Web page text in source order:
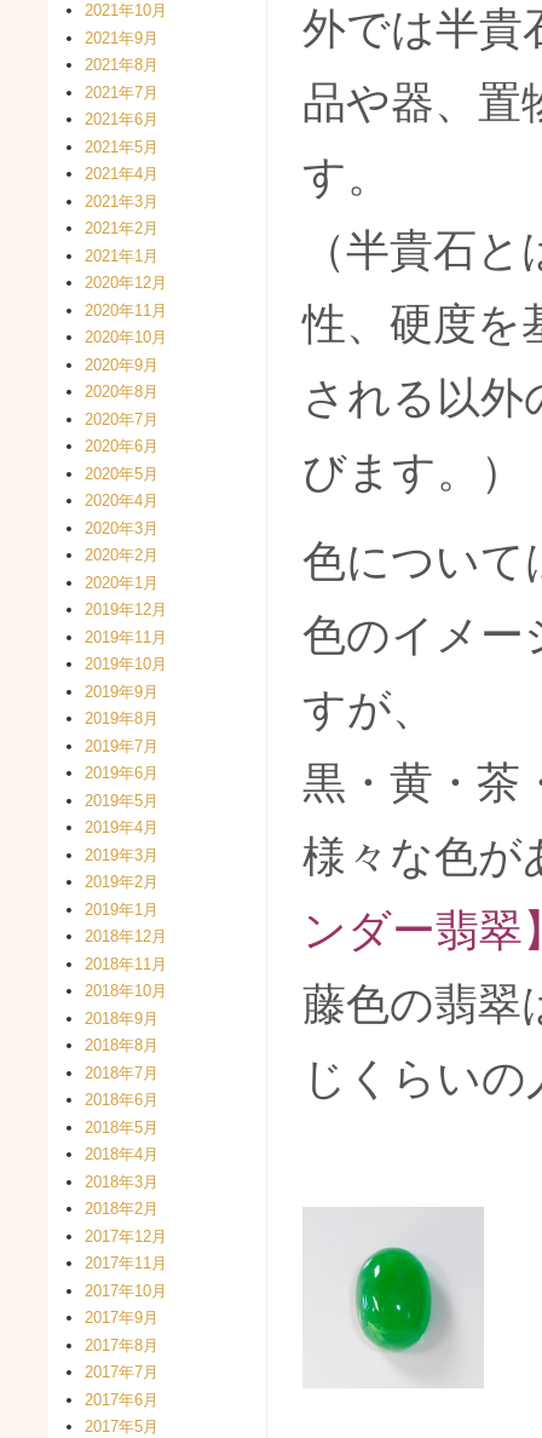
外では半貴
品や器、置
す。
（半貴石
性、硬度を
される以外
びます。）
色について
色のイメー
すが、
黒・黄・茶
様々な色が
ンダー翡翠
藤色の翡翠
じくらい
2021年10月
2021年9月
2021年8月
2021年7月
2021年6月
2021年5月
2021年4月
2021年3月
2021年2月
2021年1月
2020年12月
2020年11月
2020年10月
2020年9月
2020年8月
2020年7月
2020年6月
2020年5月
2020年4月
2020年3月
2020年2月
2020年1月
2019年12月
2019年11月
2019年10月
2019年9月
2019年8月
2019年7月
2019年6月
2019年5月
2019年4月
2019年3月
2019年2月
2019年1月
2018年12月
2018年11月
2018年10月
2018年9月
2018年8月
2018年7月
2018年6月
2018年5月
2018年4月
2018年3月
2018年2月
2017年12月
2017年11月
2017年10月
2017年9月
2017年8月
2017年7月
2017年6月
2017年5月